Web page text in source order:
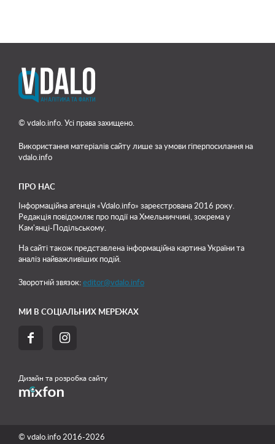
© vdalo.info. Усі права захищено.
Використання матеріалів сайту лише за умови гіперпосилання на
vdalo.info
ПРО НАС
Інформаційна агенція «Vdalo.info» зареєстрована 2016 року.
Редакція повідомляє про події на Хмельниччині, зокрема у
Кам'янці-Подільському.
На сайті також представлена інформаційна картина України та
аналіз найважливіших подій.
Зворотній звязок: editor@vdalo.info
МИ В СОЦІАЛЬНИХ МЕРЕЖАХ
 
Дизайн та розробка сайту
© vdalo.info 2016-2026